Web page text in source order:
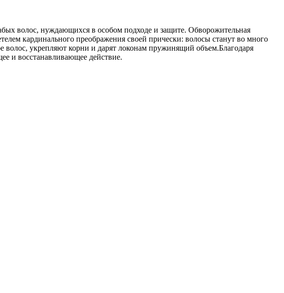
волос, нуждающихся в особом подходе и защите. Обворожительная
кардинального преображения своей прически: волосы станут во много
укрепляют корни и дарят локонам пружинящий объем.Благодаря
и восстанавливающее действие.